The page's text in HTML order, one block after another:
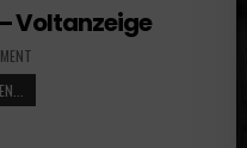
Voltanzeige